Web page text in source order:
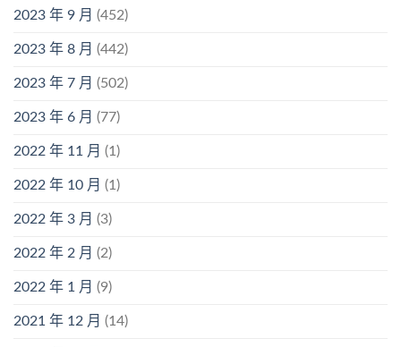
2023 年 9 月 (452)
2023 年 8 月 (442)
2023 年 7 月 (502)
2023 年 6 月 (77)
2022 年 11 月 (1)
2022 年 10 月 (1)
2022 年 3 月 (3)
2022 年 2 月 (2)
2022 年 1 月 (9)
2021 年 12 月 (14)